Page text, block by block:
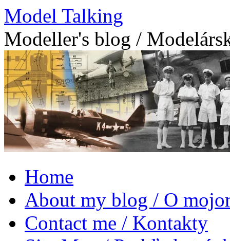
Model Talking
Modeller's blog /
to
contentHome
About my blog / O
Contact me / Kontakty